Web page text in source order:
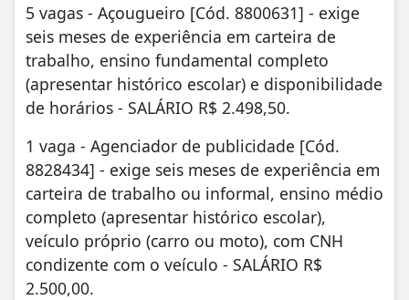
5 vagas - Açougueiro [Cód. 8800631] - exige
seis meses de experiência em carteira de
trabalho, ensino fundamental completo
(apresentar histórico escolar) e disponibilidade
de horários - SALÁRIO R$ 2.498,50.
1 vaga - Agenciador de publicidade [Cód.
8828434] - exige seis meses de experiência em
carteira de trabalho ou informal, ensino médio
completo (apresentar histórico escolar),
veículo próprio (carro ou moto), com CNH
condizente com o veículo - SALÁRIO R$
2.500,00.